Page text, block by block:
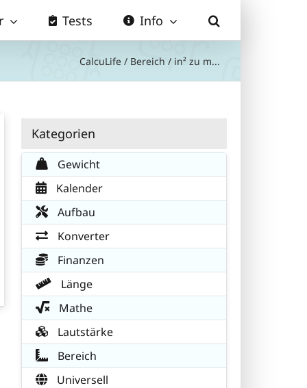
Tests Info
CalcuLife / Bereich / in² zu m...
Kategorien
Gewicht
Kalender
Aufbau
Konverter
Finanzen
Länge
Mathe
Lautstärke
Bereich
Universell